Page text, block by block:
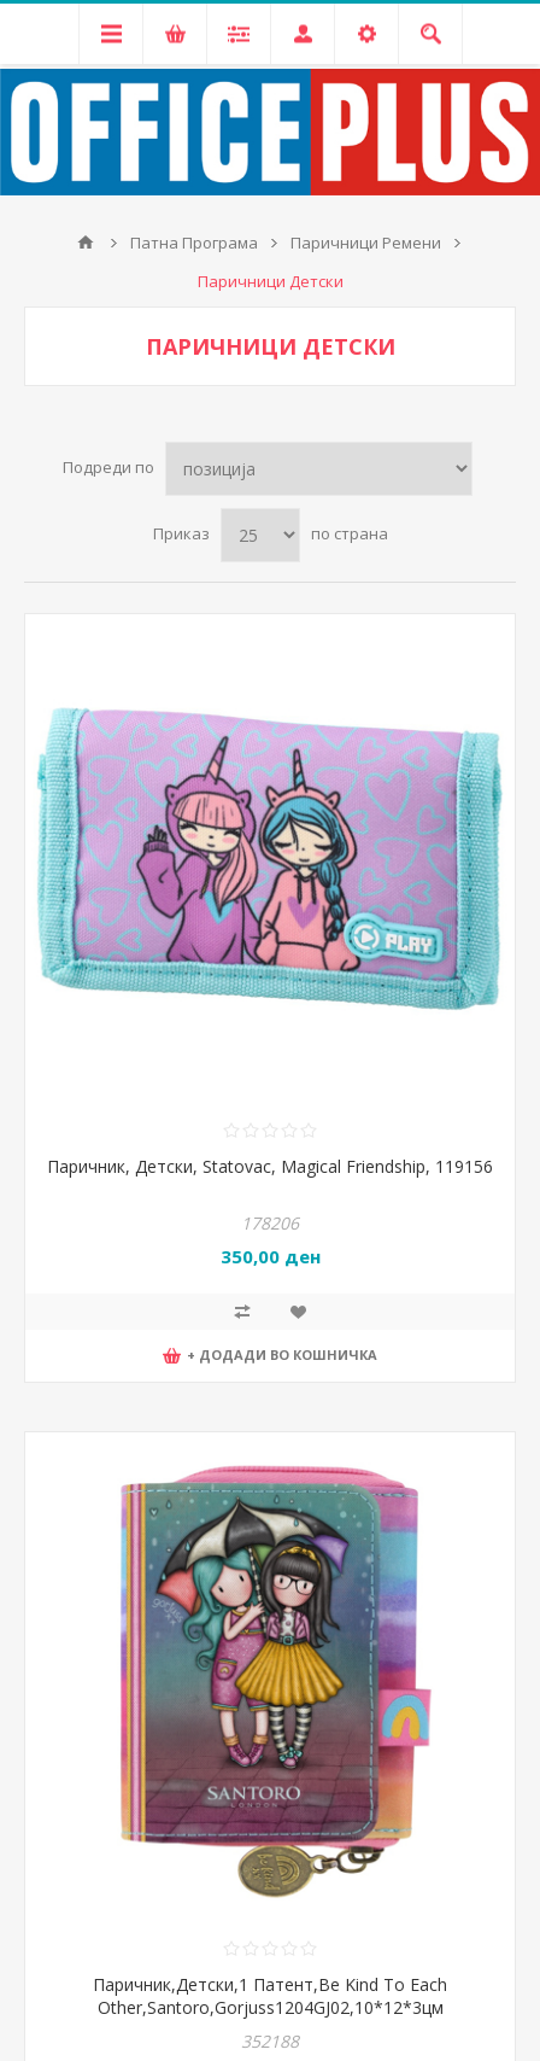
Патна Програма
Паричници Ремени
Паричници Детски
ПАРИЧНИЦИ ДЕТСКИ
Подреди по
Приказ по страна
Паричник, Детски, Statovac, Magical Friendship, 119156
178206
350,00 ден
+ ДОДАДИ ВО КОШНИЧКА
Паричник,Детски,1 Патент,Be Kind To Each
Other,Santoro,Gorjuss1204GJ02,10*12*3цм
352188